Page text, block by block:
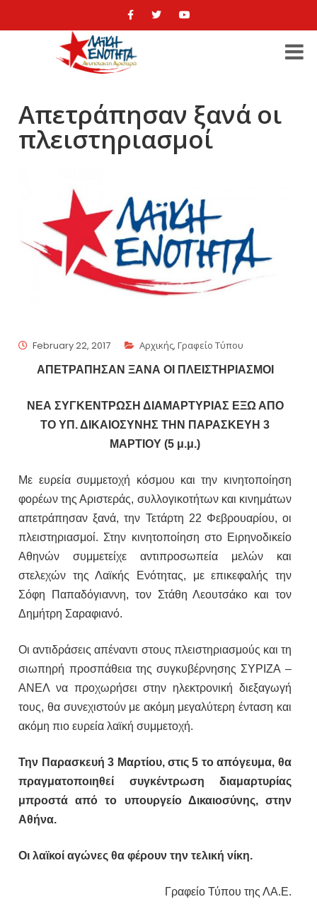
Απετράπησαν ξανά οι
πλειστηριασμοί
February 22, 2017 Αρχικής,Γραφείο Τύπου
ΑΠΕΤΡΑΠΗΣΑΝ ΞΑΝΑ ΟΙ ΠΛΕΙΣΤΗΡΙΑΣΜΟΙ
ΝΕΑ ΣΥΓΚΕΝΤΡΩΣΗ ΔΙΑΜΑΡΤΥΡΙΑΣ ΕΞΩ ΑΠΟ
ΤΟ ΥΠ. ΔΙΚΑΙΟΣΥΝΗΣ ΤΗΝ ΠΑΡΑΣΚΕΥΗ 3
ΜΑΡΤΙΟΥ (5 μ.μ.)
Με ευρεία συμμετοχή κόσμου και την κινητοποίηση
φορέων της Αριστεράς, συλλογικοτήτων και κινημάτων
απετράπησαν ξανά, την Τετάρτη 22 Φεβρουαρίου, οι
πλειστηριασμοί. Στην κινητοποίηση στο Ειρηνοδικείο
Αθηνών συμμετείχε αντιπροσωπεία μελών και
στελεχών της Λαϊκής Ενότητας, με επικεφαλής την
Σόφη Παπαδόγιαννη, τον Στάθη Λεουτσάκο και τον
Δημήτρη Σαραφιανό.
Οι αντιδράσεις απέναντι στους πλειστηριασμούς και τη
σιωπηρή προσπάθεια της συγκυβέρνησης ΣΥΡΙΖΑ –
ΑΝΕΛ να προχωρήσει στην ηλεκτρονική διεξαγωγή
τους, θα συνεχιστούν με ακόμη μεγαλύτερη ένταση και
ακόμη πιο ευρεία λαϊκή συμμετοχή.
Την Παρασκευή 3 Μαρτίου, στις 5 το απόγευμα, θα
πραγματοποιηθεί συγκέντρωση διαμαρτυρίας
μπροστά από το υπουργείο Δικαιοσύνης, στην
Αθήνα.
Οι λαϊκοί αγώνες θα φέρουν την τελική νίκη.
Γραφείο Τύπου της ΛΑ.Ε.